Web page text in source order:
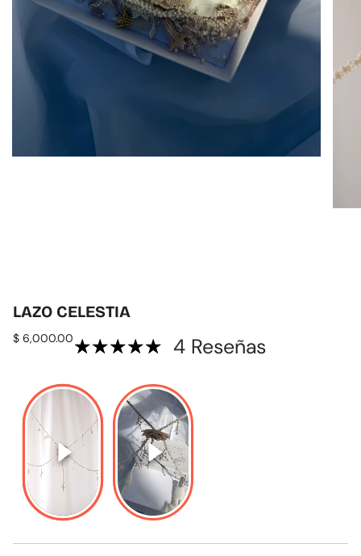
LAZO CELESTIA
$ 6,000.00 4 Reseñas